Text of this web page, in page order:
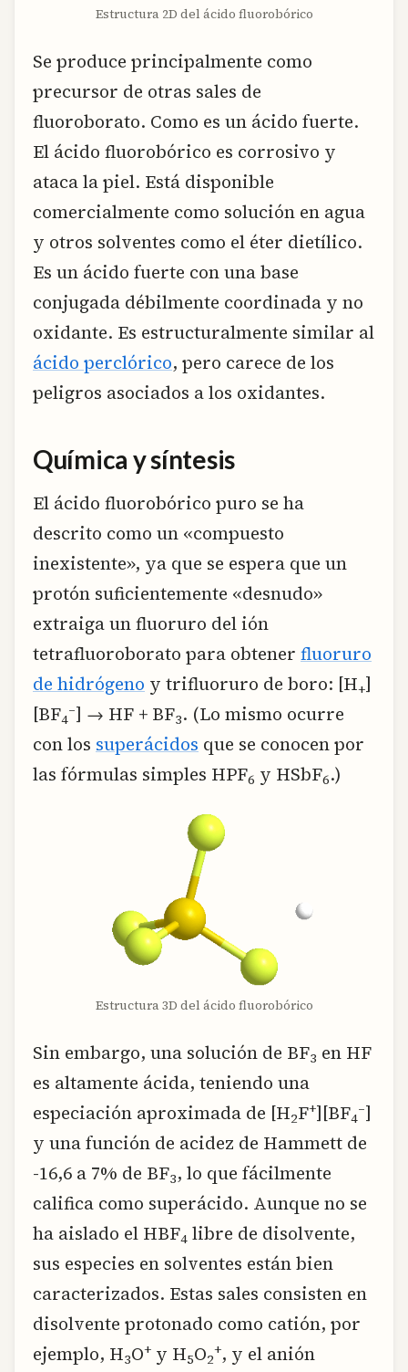
Estructura 2D del ácido fluorobórico
Se produce principalmente como
precursor de otras sales de
fluoroborato. Como es un ácido fuerte.
El ácido fluorobórico es corrosivo y
ataca la piel. Está disponible
comercialmente como solución en agua
y otros solventes como el éter dietílico.
Es un ácido fuerte con una base
conjugada débilmente coordinada y no
oxidante. Es estructuralmente similar al
ácido perclórico, pero carece de los
peligros asociados a los oxidantes.
Química y síntesis
El ácido fluorobórico puro se ha
descrito como un «compuesto
inexistente», ya que se espera que un
protón suficientemente «desnudo»
extraiga un fluoruro del ión
tetrafluoroborato para obtener fluoruro
de hidrógeno y trifluoruro de boro: [H+]
[BF4
–] → HF + BF3. (Lo mismo ocurre
con los superácidos que se conocen por
las fórmulas simples HPF6 y HSbF6.)
Estructura 3D del ácido fluorobórico
Sin embargo, una solución de BF3 en HF
es altamente ácida, teniendo una
especiación aproximada de [H2F+][BF4
–]
y una función de acidez de Hammett de
-16,6 a 7% de BF3, lo que fácilmente
califica como superácido. Aunque no se
ha aislado el HBF4 libre de disolvente,
sus especies en solventes están bien
caracterizados. Estas sales consisten en
disolvente protonado como catión, por
ejemplo, H3O+ y H5O2
+, y el anión